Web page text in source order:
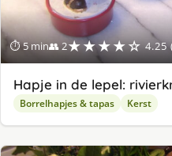
⏱ 5 min👥 2★★★★☆ 4.25
Hapje in de lepel:
Borrelhapjes & tapas Kerst